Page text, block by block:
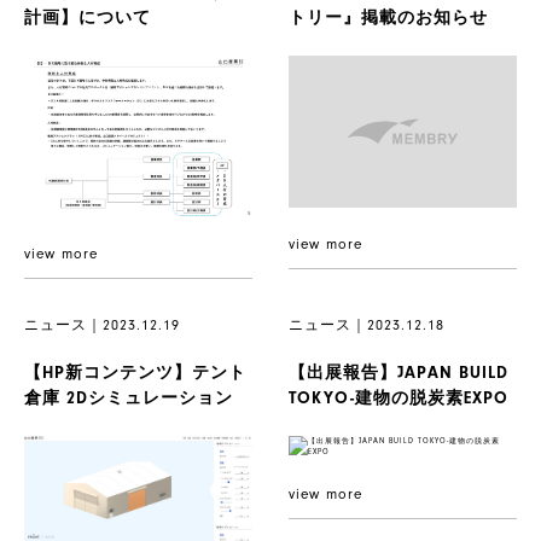
計画】について
view more
トリー』掲載のお知らせ
view more
ニュース｜2023.12.19
【HP新コンテンツ】テント
倉庫 2Dシミュレーション
ニュース｜2023.12.18
【出展報告】JAPAN BUILD
TOKYO-建物の脱炭素EXPO
view more